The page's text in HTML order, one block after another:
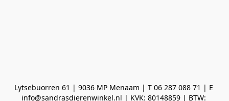
Lytsebuorren 61 | 9036 MP Menaam | T 06 287 088 71 | E
info@sandrasdierenwinkel.nl | KVK: 80148859 | BTW: